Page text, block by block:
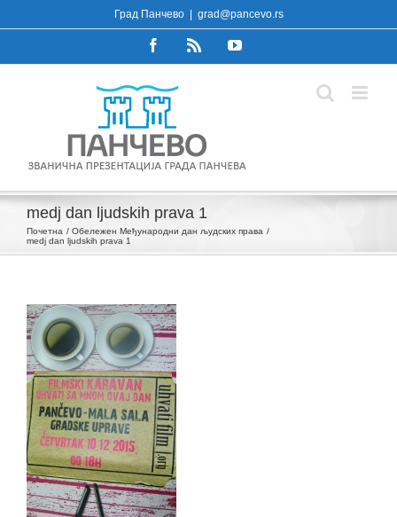
to
Град Панчево grad@pancevo.rs
FacebookRss YouTube
medj dan ljudskih prava 1
Почетна
Обележен Међународни дан људских права
medj dan ljudskih prava 1